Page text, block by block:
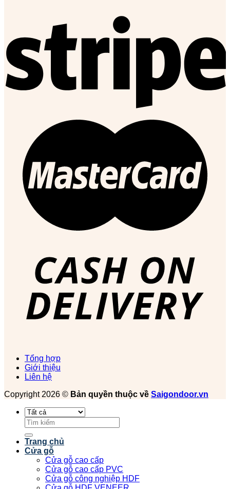
Tổng hợp
Giới thiệu
Liên hệ
Copyright 2026 © Bản quyền thuộc về Saigondoor.vn
Tìm
kiếm:
Trang chủ
Cửa gỗ
Cửa gỗ cao cấp
Cửa gỗ cao cấp PVC
Cửa gỗ công nghiệp HDF